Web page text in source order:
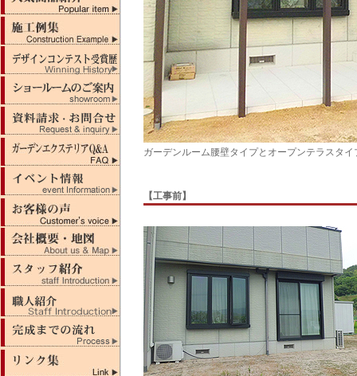
ガーデンルーム腰壁タイプとオープンテラスタ
【工事前】